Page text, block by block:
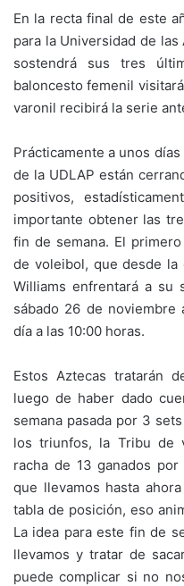
En la recta final de este
para la Universidad de
sostendrá sus tres
baloncesto femenil
varonil recibirá la serie
Prácticamente a unos
de la UDLAP están
positivos,
importante obtener las
fin de semana. El
de voleibol, que desde la
Williams enfrentará a su
sábado 26 de
día a las 10:00 horas.
Estos Aztecas tratarán
luego de haber dado
semana pasada por 3
los triunfos, la Tribu de
racha de 13 ganados
que llevamos hasta
tabla de posición, eso
La idea para este fin de
llevamos y tratar de
puede complicar si no